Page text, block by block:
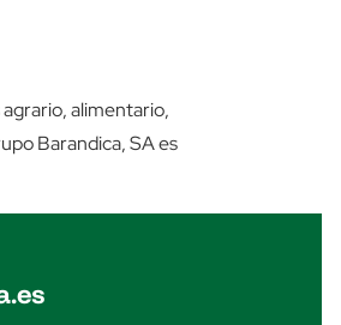
alimentario,
Barandica, SA es